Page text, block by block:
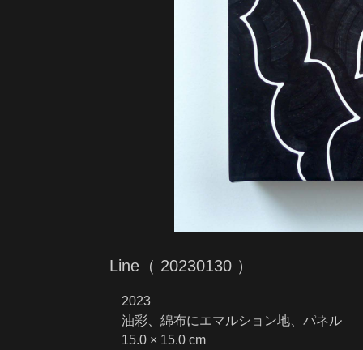
Line（ 20230130 ）
2023
油彩、綿布にエマルション地、パネル
15.0 × 15.0 cm